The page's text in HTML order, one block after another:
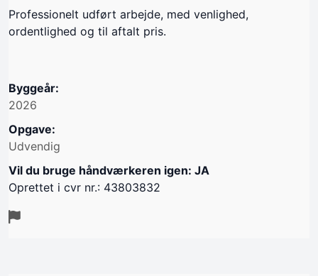
Professionelt udført arbejde, med venlighed,
ordentlighed og til aftalt pris.
Byggeår:
2026
Opgave:
Udvendig
Vil du bruge håndværkeren igen: JA
Oprettet i cvr nr.: 43803832